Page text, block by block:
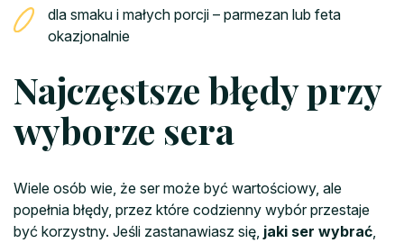
dla smaku i małych porcji – parmezan lub feta
okazjonalnie
Najczęstsze błędy przy
wyborze sera
Wiele osób wie, że ser może być wartościowy, ale
popełnia błędy, przez które codzienny wybór przestaje
być korzystny. Jeśli zastanawiasz się, jaki ser wybrać,